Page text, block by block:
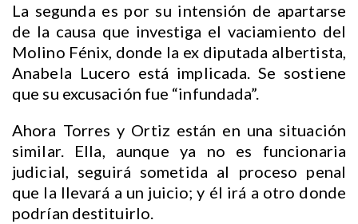
La segunda es por su intensión de apartarse
de la causa que investiga el vaciamiento del
Molino Fénix, donde la ex diputada albertista,
Anabela Lucero está implicada. Se sostiene
que su excusación fue “infundada”.
Ahora Torres y Ortiz están en una situación
similar. Ella, aunque ya no es funcionaria
judicial, seguirá sometida al proceso penal
que la llevará a un juicio; y él irá a otro donde
podrían destituirlo.